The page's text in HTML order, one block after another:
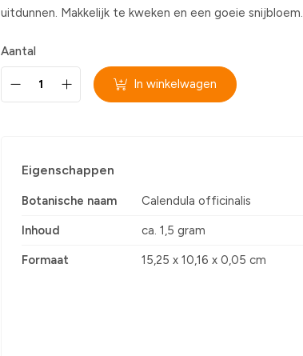
uitdunnen. Makkelijk te kweken en een goeie snijbloem.
Aantal
In winkelwagen
Eigenschappen
Botanische naam Calendula officinalis
Inhoud ca. 1,5 gram
Formaat 15,25 x 10,16 x 0,05 cm